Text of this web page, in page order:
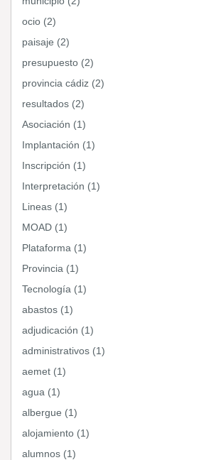
ocio (2)
paisaje (2)
presupuesto (2)
provincia cádiz (2)
resultados (2)
Asociación (1)
Implantación (1)
Inscripción (1)
Interpretación (1)
Lineas (1)
MOAD (1)
Plataforma (1)
Provincia (1)
Tecnología (1)
abastos (1)
adjudicación (1)
administrativos (1)
aemet (1)
agua (1)
albergue (1)
alojamiento (1)
alumnos (1)